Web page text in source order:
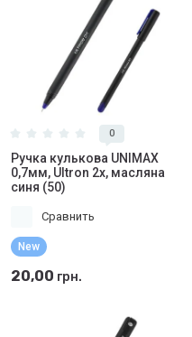
0
Ручка кулькова UNIMAX
0,7мм, Ultron 2x, масляна
синя (50)
Сравнить
New
20,00 грн.